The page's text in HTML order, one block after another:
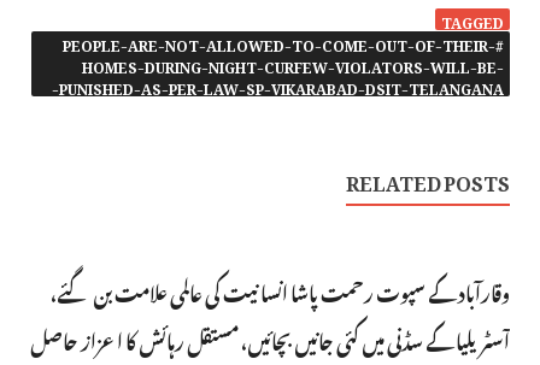
TAGGED
#PEOPLE-ARE-NOT-ALLOWED-TO-COME-OUT-OF-THEIR-
HOMES-DURING-NIGHT-CURFEW-VIOLATORS-WILL-BE-
PUNISHED-AS-PER-LAW-SP-VIKARABAD-DSIT-TELANGANA-
RELATED POSTS
وقارآباد کے سپوت رحمت پاشا انسانیت کی عالمی علامت بن گئے،
آسٹریلیا کے سڈنی میں کئی جانیں بچائیں، مستقل رہائش کا اعزاز حاصل